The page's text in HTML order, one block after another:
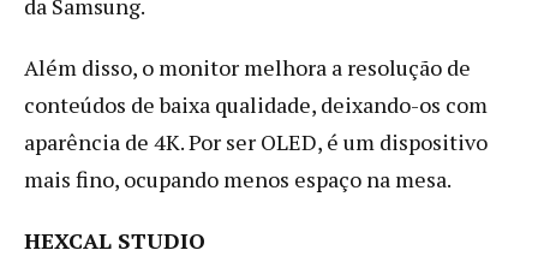
da Samsung.
Além disso, o monitor melhora a resolução de
conteúdos de baixa qualidade, deixando-os com
aparência de 4K. Por ser OLED, é um dispositivo
mais fino, ocupando menos espaço na mesa.
HEXCAL STUDIO